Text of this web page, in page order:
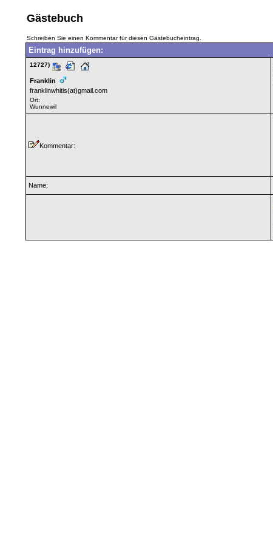
Gästebuch
Schreiben Sie einen Kommentar für diesen Gästebucheintrag.
Eintrag hinzufügen:
12727)
Franklin
franklinwhitis(at)gmail.com
Ort:
Wunnewil
Kommentar:
Name: